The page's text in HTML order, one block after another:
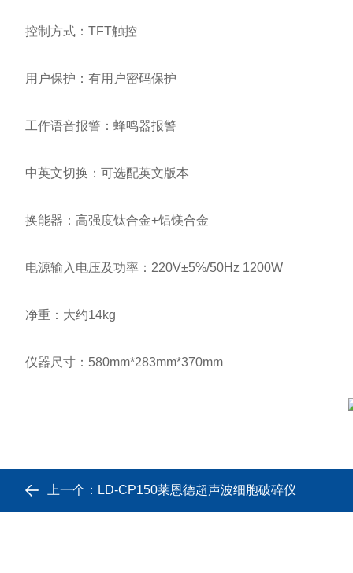
控制方式：TFT触控
用户保护：有用户密码保护
工作语音报警：蜂鸣器报警
中英文切换：可选配英文版本
换能器：高强度钛合金+铝镁合金
电源输入电压及功率：220V±5%/50Hz 1200W
净重：大约14kg
仪器尺寸：580mm*283mm*370mm
上一个： LD-CP150莱恩德超声波细胞破碎仪